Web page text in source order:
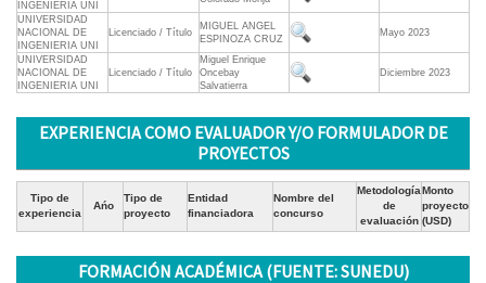
INGENIERIA UNI
UNIVERSIDAD
NACIONAL DE
INGENIERIA UNI
Licenciado / Título
MIGUEL ANGEL
ESPINOZA CRUZ
Mayo 2023
UNIVERSIDAD
NACIONAL DE
INGENIERIA UNI
Licenciado / Título
Miguel Enrique
Oncebay
Salvatierra
Diciembre 2023
EXPERIENCIA COMO EVALUADOR Y/O FORMULADOR DE
PROYECTOS
Tipo de
experiencia
Ańo
Tipo de
proyecto
Entidad
financiadora
Nombre del
concurso
Metodología
de
evaluación
Monto
proyecto
(USD)
FORMACIÓN ACADÉMICA (FUENTE: SUNEDU)